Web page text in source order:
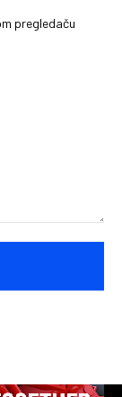
pregledaču